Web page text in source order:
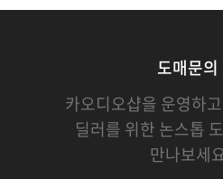
도매문의
카오디오샵을 운영하
딜러를 위한 논스톱
만나보세